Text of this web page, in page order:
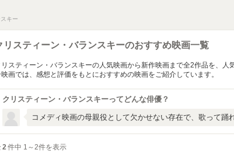
キー
リスティーン・バランスキーのおすすめ映画一覧
リスティーン・バランスキーの人気映画から新作映画まで全2作品を、人
映画では、感想と評価をもとにおすすめの映画をご紹介しています。
クリスティーン・バランスキーってどんな俳優？
コメディ映画の母親役として欠かせない存在で、歌って踊
2件中 1～2件を表示